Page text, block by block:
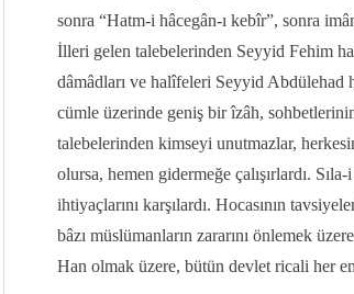
sonra “Hatm-i hâcegân-ı kebîr”, sonra
İlleri gelen talebelerinden Seyyid Fehim
dâmâdları ve halîfeleri Seyyid Abdülehad
cümle üzerinde geniş bir îzâh,
talebelerinden kimseyi unutmazlar,
olursa, hemen gidermeğe çalışırlardı.
ihtiyaçlarını karşılardı. Hocasının
bâzı müslümanların zararını önlemek
Han olmak üzere, bütün devlet ricali her